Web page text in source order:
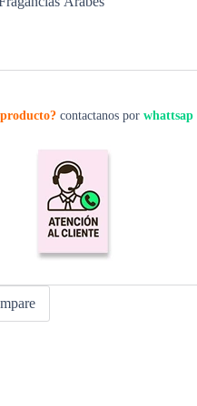
contactanos por whattsap